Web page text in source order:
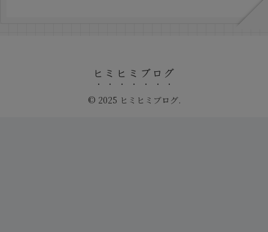
ヒミヒミブログ
© 2025 ヒミヒミブログ.